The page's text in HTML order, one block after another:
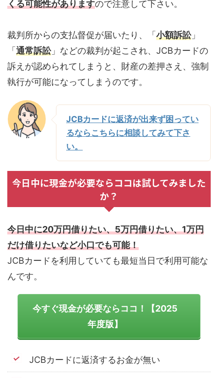
くる可能性がありますので注意して下さい。
裁判所からの支払督促が届いたり、「 小額訴訟」
「 通常訴訟」などの裁判が起こされ、JCBカードの
訴えが認められてしまうと、財産の差押さえ、強制
執行が可能になってしまうのです。
JCBカードに返済が出来ず困ってい
るならこちらに相談してみて下さ
い。
今日中に現金が必要ならココは試してみました
か？
今日中に20万円借りたい、5万円借りたい、1万円
だけ借りたいなど小口でも可能！
JCBカードを利用していても最短当日で利用可能な
んです。
今すぐ現金が必要ならココ！【2025
年度版】
JCBカードに返済するお金が無い